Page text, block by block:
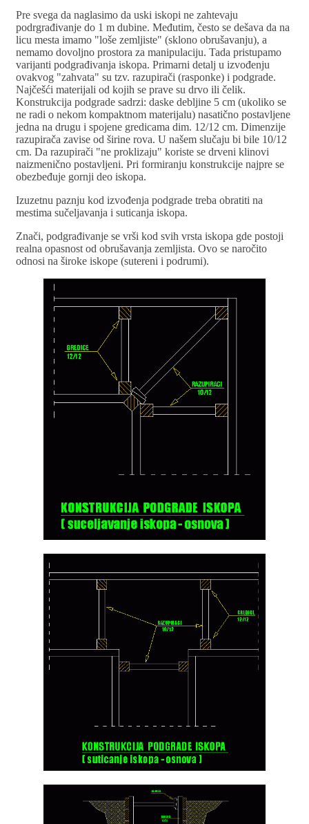
Pre svega da naglasimo da uski iskopi ne zahtevaju
podrgrađivanje do 1 m dubine. Međutim, često se dešava da na
licu mesta imamo "loše zemljiste" (sklono obrušavanju), a
nemamo dovoljno prostora za manipulaciju. Tada pristupamo
varijanti podgrađivanja iskopa. Primarni detalj u izvođenju
ovakvog "zahvata" su tzv. razupirači (rasponke) i podgrade.
Najčešći materijali od kojih se prave su drvo ili čelik.
Konstrukcija podgrade sadrzi: daske debljine 5 cm (ukoliko se
ne radi o nekom kompaktnom materijalu) nasatično postavljene
jedna na drugu i spojene gredicama dim. 12/12 cm. Dimenzije
razupirača zavise od širine rova. U našem slučaju bi bile 10/12
cm. Da razupirači "ne proklizaju" koriste se drveni klinovi
naizmenično postavljeni. Pri formiranju konstrukcije najpre se
obezbeđuje gornji deo iskopa.
Izuzetnu paznju kod izvođenja podgrade treba obratiti na
mestima sučeljavanja i suticanja iskopa.
Znači, podgrađivanje se vrši kod svih vrsta iskopa gde postoji
realna opasnost od obrušavanja zemljista. Ovo se naročito
odnosi na široke iskope (sutereni i podrumi).